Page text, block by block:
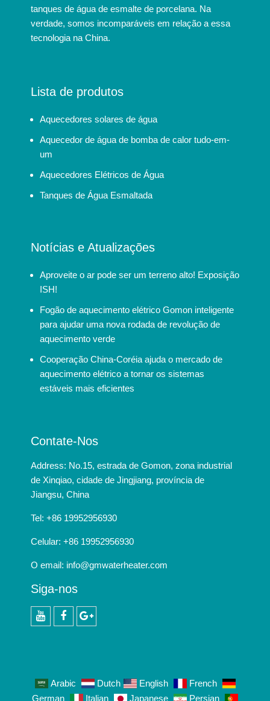
tanques de água de esmalte de porcelana. Na
verdade, somos incomparáveis em relação a essa
tecnologia na China.
Lista de produtos
Aquecedores solares de água
Aquecedor de água de bomba de calor tudo-em-
um
Aquecedores Elétricos de Água
Tanques de Água Esmaltada
Notícias e Atualizações
Aproveite o ar pode ser um terreno alto! Exposição
ISH!
Fogão de aquecimento elétrico Gomon inteligente
para ajudar uma nova rodada de revolução de
aquecimento verde
Cooperação China-Coréia ajuda o mercado de
aquecimento elétrico a tornar os sistemas
estáveis mais eficientes
Contate-Nos
Address: No.15, estrada de Gomon, zona industrial
de Xinqiao, cidade de Jingjiang, província de
Jiangsu, China
Tel: +86 19952956930
Celular: +86 19952956930
O email: info@gmwaterheater.com
Siga-nos
Arabic Dutch English
French
German
Italian Japanese Persian